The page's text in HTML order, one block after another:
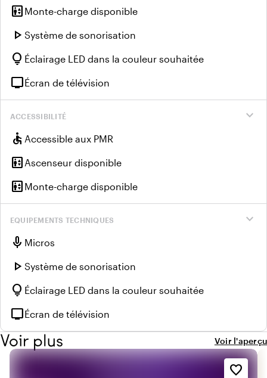
elevator Monte-charge disponible
play_arrow Système de sonorisation
lightbulb Éclairage LED dans la couleur souhaitée
tvÉcran de télévision
expand_more
ACCESSIBILITÉ
accessible Accessible aux PMR
elevator Ascenseur disponible
elevator Monte-charge disponible
expand_more
EQUIPEMENTS TECHNIQUES
mic Micros
play_arrow Système de sonorisation
lightbulb Éclairage LED dans la couleur souhaitée
tvÉcran de télévision
Voir plus Voir l'aperçu
favorite_border